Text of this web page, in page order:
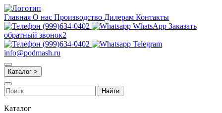
Главная О нас Производство Дилерам Контакты
(999)634-0402
WhatsApp Заказать
обратный звонок2
(999)634-0402
Telegram
info@podmash.ru
Каталог >
Найти
Каталог